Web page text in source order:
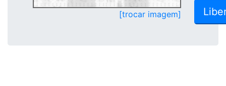
[trocar imagem]